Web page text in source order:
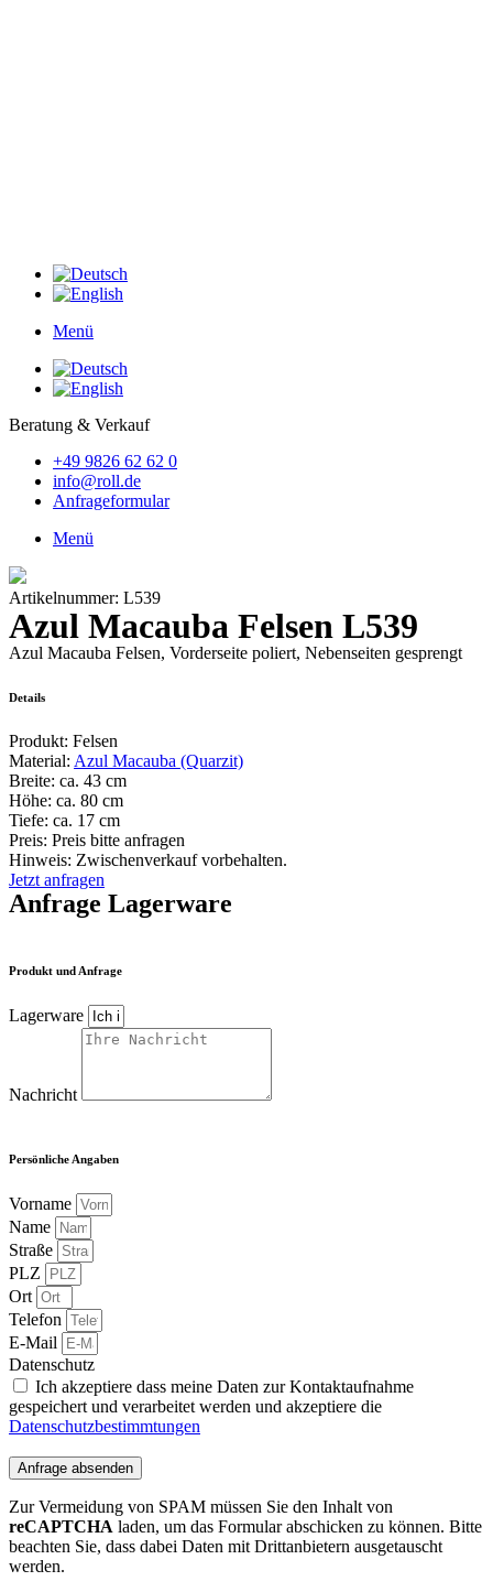
Menü
Beratung & Verkauf
+49 9826 62 62 0
info@roll.de
Anfrageformular
Menü
Artikelnummer: L539
Azul Macauba Felsen L539
Azul Macauba Felsen, Vorderseite poliert, Nebenseiten gesprengt
Details
Produkt: Felsen
Material: Azul Macauba (Quarzit)
Breite: ca. 43 cm
Höhe: ca. 80 cm
Tiefe: ca. 17 cm
Preis: Preis bitte anfragen
Hinweis: Zwischenverkauf vorbehalten.
Jetzt anfragen
Anfrage Lagerware
Produkt und Anfrage
Lagerware
Nachricht
Persönliche Angaben
Vorname
Name
Straße
PLZ
Ort
Telefon
E-Mail
Datenschutz
Ich akzeptiere dass meine Daten zur Kontaktaufnahme
gespeichert und verarbeitet werden und akzeptiere die
Datenschutzbestimmtungen
Anfrage absenden
Zur Vermeidung von SPAM müssen Sie den Inhalt von
reCAPTCHA laden, um das Formular abschicken zu können. Bitte
beachten Sie, dass dabei Daten mit Drittanbietern ausgetauscht
werden.